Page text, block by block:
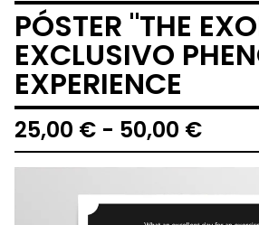
PÓSTER "THE
EXCLUSIVO
EXPERIENCE
25,00 € - 50,00 €